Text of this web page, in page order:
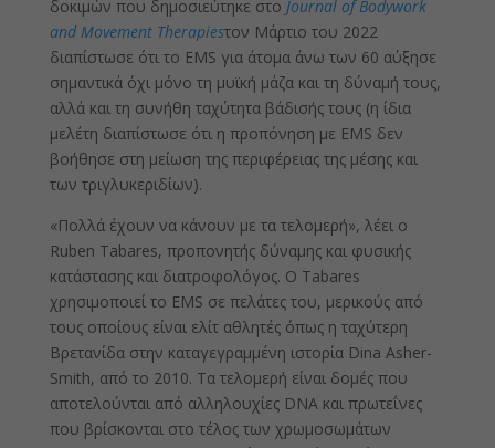
δοκιμών που δημοσιεύτηκε στο Journal of Bodywork
and Movement Therapiesτον Μάρτιο του 2022
διαπίστωσε ότι το EMS για άτομα άνω των 60 αύξησε
σημαντικά όχι μόνο τη μυϊκή μάζα και τη δύναμή τους,
αλλά και τη συνήθη ταχύτητα βάδισής τους (η ίδια
μελέτη διαπίστωσε ότι η προπόνηση με EMS δεν
βοήθησε στη μείωση της περιφέρειας της μέσης και
των τριγλυκεριδίων).
«Πολλά έχουν να κάνουν με τα τελομερή», λέει ο
Ruben Tabares, προπονητής δύναμης και φυσικής
κατάστασης και διατροφολόγος. Ο Tabares
χρησιμοποιεί το EMS σε πελάτες του, μερικούς από
τους οποίους είναι ελίτ αθλητές όπως η ταχύτερη
Βρετανίδα στην καταγεγραμμένη ιστορία Dina Asher-
Smith, από το 2010. Τα τελομερή είναι δομές που
αποτελούνται από αλληλουχίες DNA και πρωτεΐνες
που βρίσκονται στο τέλος των χρωμοσωμάτων